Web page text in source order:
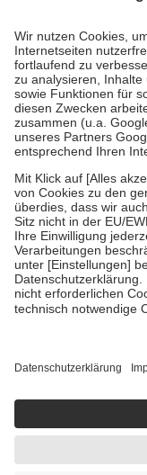
höchstens zehn Euro.
Kosten der Leistung zu
Diese Regeln gelten
Bei Heilmitteln und
Zuzahlung zehn
Verordnung.
Um das Engagement
stärken und die
fallenkeine
• Kindern und
mit Ausnahme der
• Untersuchungen zur
GKV getragen werden
• empfohlenen
• Harn- und
getroffen, um
https://
Einige Bilder und